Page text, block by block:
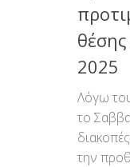
2025
Λόγω
το
την